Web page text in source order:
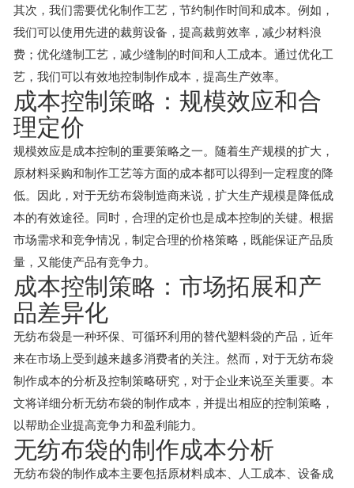
其次，我们需要优化制作工艺，节约制作时间和成本。例如，
我们可以使用先进的裁剪设备，提高裁剪效率，减少材料浪
费；优化缝制工艺，减少缝制的时间和人工成本。通过优化工
艺，我们可以有效地控制制作成本，提高生产效率。
成本控制策略：规模效应和合
理定价
规模效应是成本控制的重要策略之一。随着生产规模的扩大，
原材料采购和制作工艺等方面的成本都可以得到一定程度的降
低。因此，对于无纺布袋制造商来说，扩大生产规模是降低成
本的有效途径。同时，合理的定价也是成本控制的关键。根据
市场需求和竞争情况，制定合理的价格策略，既能保证产品质
量，又能使产品有竞争力。
成本控制策略：市场拓展和产
品差异化
无纺布袋是一种环保、可循环利用的替代塑料袋的产品，近年
来在市场上受到越来越多消费者的关注。然而，对于无纺布袋
制作成本的分析及控制策略研究，对于企业来说至关重要。本
文将详细分析无纺布袋的制作成本，并提出相应的控制策略，
以帮助企业提高竞争力和盈利能力。
无纺布袋的制作成本分析
无纺布袋的制作成本主要包括原材料成本、人工成本、设备成